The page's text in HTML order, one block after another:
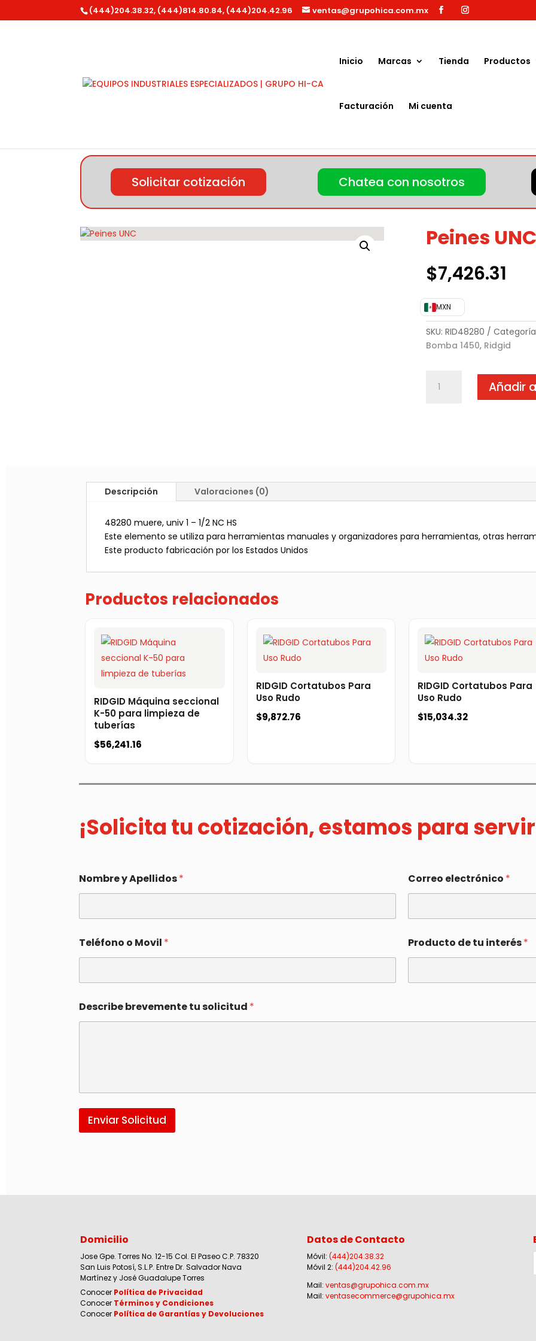
(444)204.38.32, (444)814.80.84, (444)204.42.96 ventas@grupohica.com.mx
Inicio Marcas Tienda Productos
Facturación Mi cuenta
Búsqueda
Solicitar cotización Chatea con nosotros
Peines UNC
$7,426.31
MXN
SKU: RID48280
Bomba 1450, Ridgid
UNC
Añadir
Descripción Valoraciones (0)
48280 muere, univ 1 – 1/2 NC HS
Este elemento se utiliza para herramientas manuales y organizadores para herramientas, otras
Este producto fabricación por los Estados Unidos
Productos relacionados
RIDGID Máquina seccional
K-50 para limpieza de
tuberías
$56,241.16
RIDGID Cortatubos Para
Uso Rudo
$9,872.76
RIDGID Cortatubos Para
Uso Rudo
$15,034.32
¡Solicita tu cotización, estamos para
Nombre y Apellidos* Correo electrónico *
Teléfono o Movil * Producto de tu interés*
Describe brevemente tu solicitud *
Enviar Solicitud
Domicilio
Jose Gpe. Torres No. 12-15 Col. El Paseo C.P. 78320
San Luis Potosí, S.L.P. Entre Dr. Salvador Nava
Martínez y José Guadalupe Torres
Conocer Política de Privacidad
Conocer Términos y Condiciones
Conocer Política de Garantías y Devoluciones
Datos de Contacto
Móvil: (444)204.38.32
Móvil 2: (444)204.42.96
Mail: ventas@grupohica.com.mx
Mail: ventasecommerce@grupohica.mx